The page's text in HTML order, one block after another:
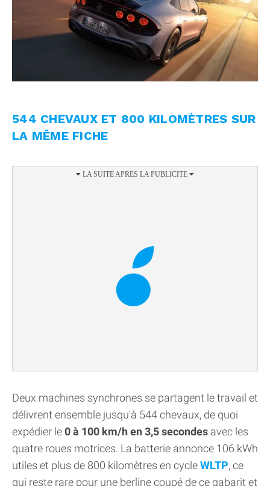
544 CHEVAUX ET 800 KILOMÈTRES SUR
LA MÊME FICHE
Deux machines synchrones se partagent le travail et
délivrent ensemble jusqu'à 544 chevaux, de quoi
expédier le0 à 100 km/h en 3,5 secondes avec les
quatre roues motrices. La batterie annonce 106 kWh
utiles et plus de 800 kilomètres en cycleWLTP, ce
qui reste rare pour une berline coupé de ce gabarit et